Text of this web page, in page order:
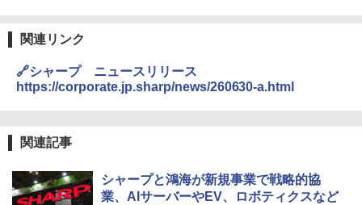
関連リンク
🔗シャープ ニュースリリース
https://corporate.jp.sharp/news/260630-a.html
関連記事
シャープと鴻海が新規事業で戦略的協
業、AIサーバーやEV、ロボティクスなど